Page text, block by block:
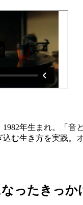
1982年生まれ。「音
込む生き方を実践。
ったきっか